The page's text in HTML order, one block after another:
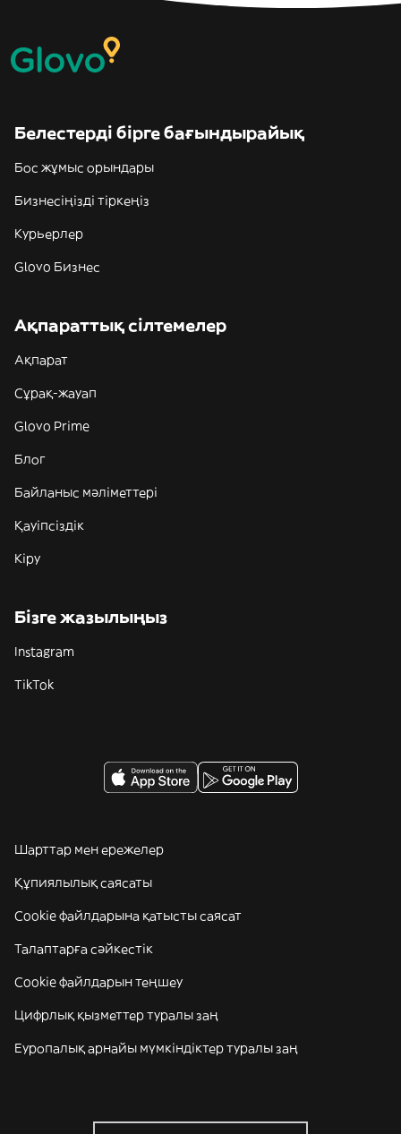
Белестерді бірге бағындырайық
Бос жұмыс орындары
Бизнесіңізді тіркеңіз
Курьерлер
Glovo Бизнес
Ақпараттық сілтемелер
Ақпарат
Сұрақ-жауап
Glovo Prime
Блог
Байланыс мәліметтері
Қауіпсіздік
Кіру
Бізге жазылыңыз
Instagram
TikTok
Шарттар мен ережелер
Құпиялылық саясаты
Cookie файлдарына қатысты саясат
Талаптарға сәйкестік
Cookie файлдарын теңшеу
Цифрлық қызметтер туралы заң
Еуропалық арнайы мүмкіндіктер туралы заң